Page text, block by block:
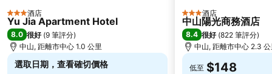
珠海美人魚雕像
Casino Babylon
Zhuhai Sandie Waterfalls
The Third Affiliated Hospital Sun YatSen University
Sun Yat-sen University
3 星級酒店
Yu Jia Apartment Hotel
8.0 很好 (9 筆評分)
中山, 距離市中心 1.0 公里
選取日期，查看確切價格
3 星級酒店
中山陽光商務酒店
8.4 很好 (822 筆評分)
中山, 距離市中心 2.3
低至 $148